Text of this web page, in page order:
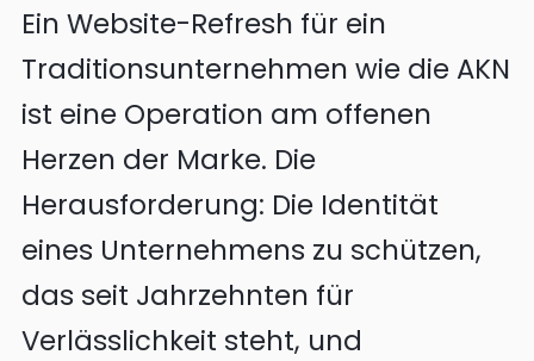
Ein Website-Refresh für ein
Traditionsunternehmen wie die AKN
ist eine Operation am offenen
Herzen der Marke. Die
Herausforderung: Die Identität
eines Unternehmens zu schützen,
das seit Jahrzehnten für
Verlässlichkeit steht, und